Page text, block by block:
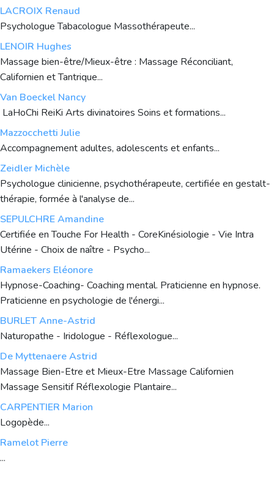
LACROIX Renaud
Psychologue Tabacologue Massothérapeute...
LENOIR Hughes
Massage bien-être/Mieux-être : Massage Réconciliant,
Californien et Tantrique...
Van Boeckel Nancy
LaHoChi ReiKi Arts divinatoires Soins et formations...
Mazzocchetti Julie
Accompagnement adultes, adolescents et enfants...
Zeidler Michèle
Psychologue clinicienne, psychothérapeute, certifiée en gestalt-
thérapie, formée à l'analyse de...
SEPULCHRE Amandine
Certifiée en Touche For Health - CoreKinésiologie - Vie Intra
Utérine - Choix de naître - Psycho...
Ramaekers Eléonore
Hypnose-Coaching- Coaching mental. Praticienne en hypnose.
Praticienne en psychologie de l'énergi...
BURLET Anne-Astrid
Naturopathe - Iridologue - Réflexologue...
De Myttenaere Astrid
Massage Bien-Etre et Mieux-Etre Massage Californien
Massage Sensitif Réflexologie Plantaire...
CARPENTIER Marion
Logopède...
Ramelot Pierre
...